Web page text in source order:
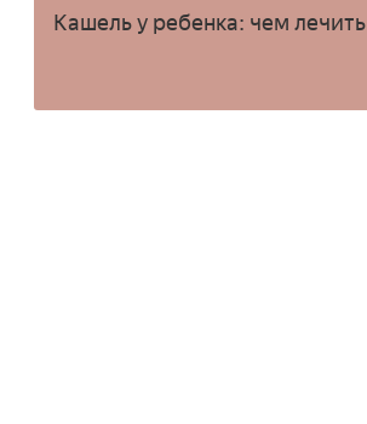
Кашель у ребенка: чем лечить